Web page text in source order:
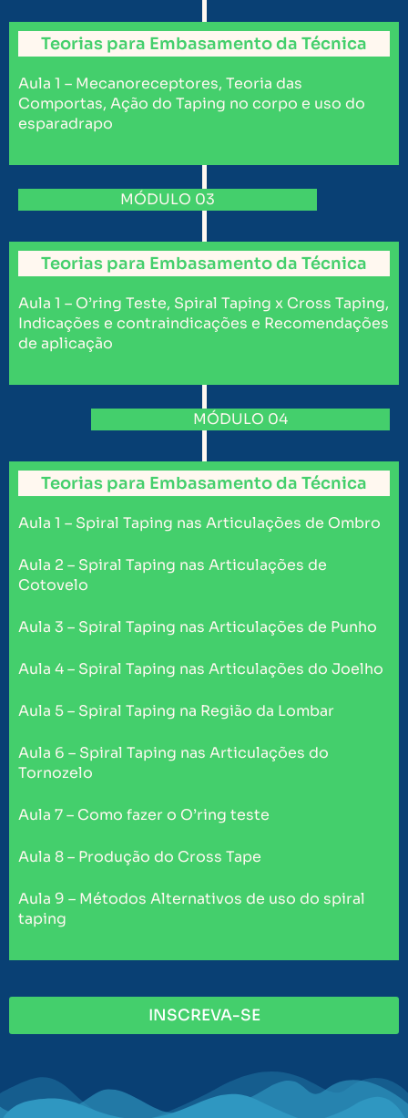
Teorias para Embasamento da Técnica
Aula 1 – Mecanoreceptores, Teoria das
Comportas, Ação do Taping no corpo e uso do
esparadrapo
Teorias para Embasamento da Técnica
Aula 1 – O’ring Teste, Spiral Taping x Cross Taping,
Indicações e contraindicações e Recomendações
de aplicação
MÓDULO 03
MÓDULO 04
Teorias para Embasamento da Técnica
Aula 1 – Spiral Taping nas Articulações de Ombro
Aula 2 – Spiral Taping nas Articulações de
Cotovelo
Aula 3 – Spiral Taping nas Articulações de Punho
Aula 4 – Spiral Taping nas Articulações do Joelho
Aula 5 – Spiral Taping na Região da Lombar
Aula 6 – Spiral Taping nas Articulações do
Tornozelo
Aula 7 – Como fazer o O’ring teste
Aula 8 – Produção do Cross Tape
Aula 9 – Métodos Alternativos de uso do spiral
taping
INSCREVA-SE